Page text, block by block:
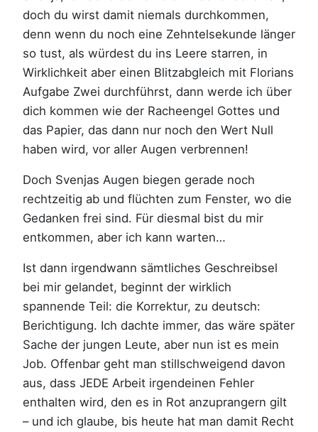
doch du wirst damit niemals durchkommen,
denn wenn du noch eine Zehntelsekunde länger
so tust, als würdest du ins Leere starren, in
Wirklichkeit aber einen Blitzabgleich mit Florians
Aufgabe Zwei durchführst, dann werde ich über
dich kommen wie der Racheengel Gottes und
das Papier, das dann nur noch den Wert Null
haben wird, vor aller Augen verbrennen!
Doch Svenjas Augen biegen gerade noch
rechtzeitig ab und flüchten zum Fenster, wo die
Gedanken frei sind. Für diesmal bist du mir
entkommen, aber ich kann warten…
Ist dann irgendwann sämtliches Geschreibsel
bei mir gelandet, beginnt der wirklich
spannende Teil: die Korrektur, zu deutsch:
Berichtigung. Ich dachte immer, das wäre später
Sache der jungen Leute, aber nun ist es mein
Job. Offenbar geht man stillschweigend davon
aus, dass JEDE Arbeit irgendeinen Fehler
enthalten wird, den es in Rot anzuprangern gilt
– und ich glaube, bis heute hat man damit Recht